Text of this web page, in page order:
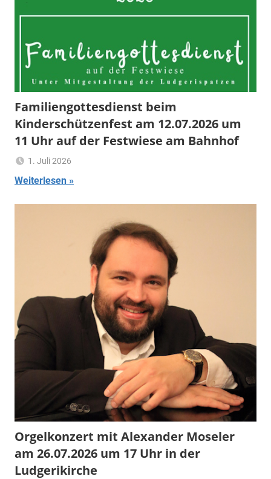
Familiengottesdienst beim
Kinderschützenfest am 12.07.2026 um
11 Uhr auf der Festwiese am Bahnhof
1. Juli 2026
Weiterlesen
Orgelkonzert mit Alexander Moseler
am 26.07.2026 um 17 Uhr in der
Ludgerikirche